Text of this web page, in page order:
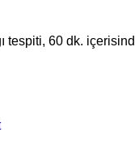
tespiti, 60 dk.